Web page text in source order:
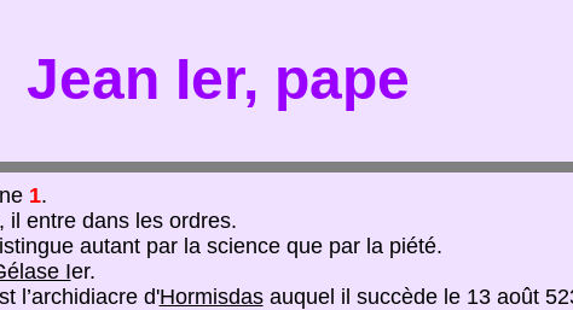
Jean Ier, pape
1.
il entre dans les ordres.
autant par la science que par la piété.
Ier.
l’archidiacre d'Hormisdasauquel il succède le 13 août